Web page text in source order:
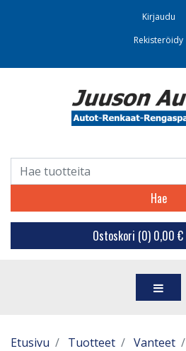
Kirjaudu
Rekisteröidy
Hae
Ostoskori (0) 0,00 €
Etusivu Tuotteet Vanteet